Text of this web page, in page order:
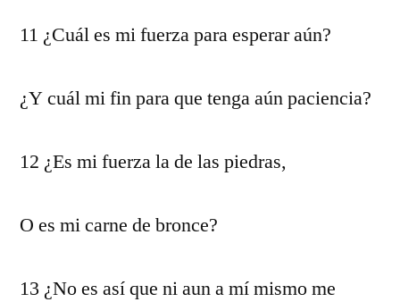
11 ¿Cuál es mi fuerza para esperar aún?
¿Y cuál mi fin para que tenga aún paciencia?
12 ¿Es mi fuerza la de las piedras,
O es mi carne de bronce?
13 ¿No es así que ni aun a mí mismo me